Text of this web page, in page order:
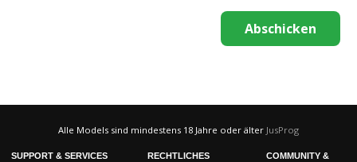
Alle Models sind mindestens 18 Jahre oder älter JusProg
SUPPORT & SERVICES RECHTLICHES
COMMUNITY &